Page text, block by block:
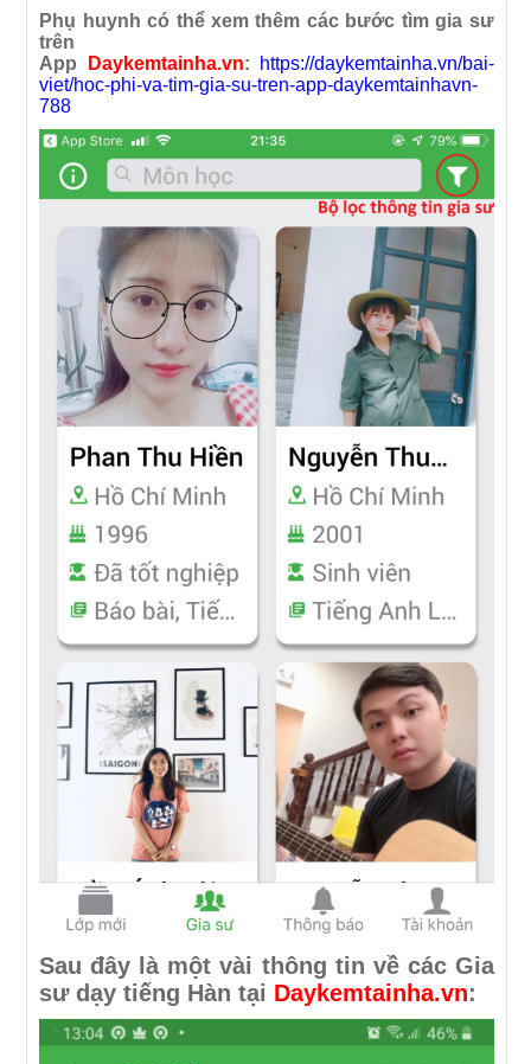
Phụ huynh có thể xem thêm các bước tìm gia sư
trên
App
Daykemtainha.vn:
https://daykemtainha.vn/bai-
viet/hoc-phi-va-tim-gia-su-tren-app-daykemtainhavn-
788
Sau đây là một vài thông tin về các Gia
sư dạy tiếng Hàn tại Daykemtainha.vn: